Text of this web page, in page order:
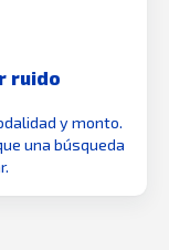
ruido
y monto.
una búsqueda